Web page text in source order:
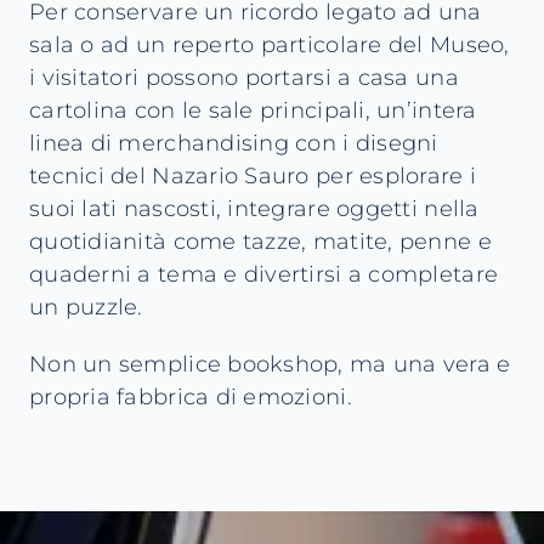
Per conservare un ricordo legato ad una
sala o ad un reperto particolare del Museo,
i visitatori possono portarsi a casa una
cartolina con le sale principali, un’intera
linea di merchandising con i disegni
tecnici del Nazario Sauro per esplorare i
suoi lati nascosti, integrare oggetti nella
quotidianità come tazze, matite, penne e
quaderni a tema e divertirsi a completare
un puzzle.
Non un semplice bookshop, ma una vera e
propria fabbrica di emozioni.